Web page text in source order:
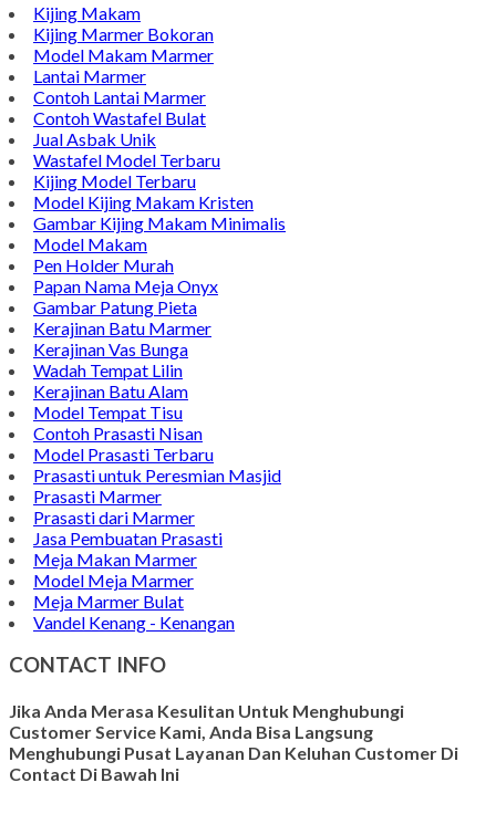
Kijing Makam
Kijing Marmer Bokoran
Model Makam Marmer
Lantai Marmer
Contoh Lantai Marmer
Contoh Wastafel Bulat
Jual Asbak Unik
Wastafel Model Terbaru
Kijing Model Terbaru
Model Kijing Makam Kristen
Gambar Kijing Makam Minimalis
Model Makam
Pen Holder Murah
Papan Nama Meja Onyx
Gambar Patung Pieta
Kerajinan Batu Marmer
Kerajinan Vas Bunga
Wadah Tempat Lilin
Kerajinan Batu Alam
Model Tempat Tisu
Contoh Prasasti Nisan
Model Prasasti Terbaru
Prasasti untuk Peresmian Masjid
Prasasti Marmer
Prasasti dari Marmer
Jasa Pembuatan Prasasti
Meja Makan Marmer
Model Meja Marmer
Meja Marmer Bulat
Vandel Kenang - Kenangan
CONTACT INFO
Jika Anda Merasa Kesulitan Untuk Menghubungi
Customer Service Kami, Anda Bisa Langsung
Menghubungi Pusat Layanan Dan Keluhan Customer Di
Contact Di Bawah Ini